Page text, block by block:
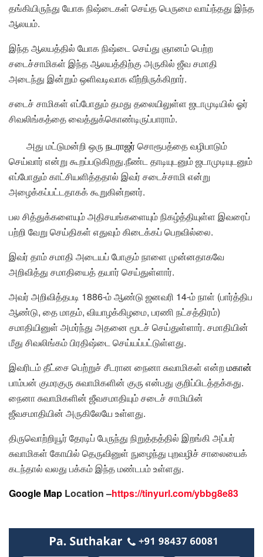
தங்கியிருந்து யோக நிஷ்டைகள் செய்த பெருமை வாய்ந்தது இந்த
ஆலயம்.
இந்த ஆலயத்தில் யோக நிஷ்டை செய்து ஞானம் பெற்ற
சடைச்சாமிகள் இந்த ஆலயத்திற்கு அருகில் ஜீவ சமாதி
அடைந்து இன்றும் ஒளிவடிவாக வீற்றிருக்கிறார்.
சடைச் சாமிகள் எப்போதும் தமது தலையிலுள்ள ஜடாமுடியில் ஓர்
சிவலிங்கத்தை வைத்துக்கொண்டிருப்பாராம்.
அது மட்டுமன்றி ஒரு நடராஜர்சொரூபத்தை வழிபாடும்
செய்வார் என்று கூறப்படுகிறது.நீண்ட தாடியுடனும் ஜடாமுடியுடனும்
எப்போதும் காட்சியளித்ததால் இவர் சடைச்சாமி என்று
அழைக்கப்பட்டதாகக் கூறுகின்றனர்.
பல சித்துக்களையும் அதிசயங்களையும் நிகழ்த்தியுள்ள இவரைப்
பற்றி வேறு செய்திகள் எதுவும் கிடைக்கப் பெறவில்லை.
இவர் தாம் சமாதி அடையப் போகும் நாளை முன்னதாகவே
அறிவித்து சமாதியைத் தயார் செய்துள்ளார்.
அவர் அறிவித்தபடி 1886-ம் ஆண்டு ஜனவரி 14-ம் நாள் (பார்த்திப
ஆண்டு, தை மாதம், வியாழக்கிழமை, பரணி நட்சத்திரம்)
சமாதியினுள் அமர்ந்து அதனை மூடச் செய்துள்ளார். சமாதியின்
மீது சிவலிங்கம் பிரதிஷ்டை செய்யப்பட்டுள்ளது.
இவரிடம் தீட்சை பெற்றுச் சீடரான நைனா சுவாமிகள் என்றமகான்
பாம்பன் குமரகுரு சுவாமிகளின் குரு என்பது குறிப்பிடத்தக்கது.
நைனா சுவாமிகளின் ஜீவசமாதியும் சடைச் சாமியின்
ஜீவசமாதியின் அருகிலேயே உள்ளது.
திருவொற்றியூர் தேரடிப் பேருந்து நிறுத்தத்தில் இறங்கி அப்பர்
சுவாமிகள் கோயில் தெருவினுள் நுழைந்து புறவழிச் சாலையைக்
கடந்தால் வலது பக்கம் இந்த மண்டபம் உள்ளது.
Google Map Location –https://tinyurl.com/ybbg8e83